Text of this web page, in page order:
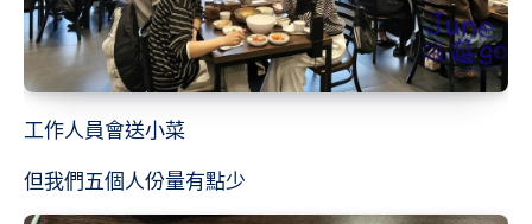
工作人員會送小菜
但我們五個人份量有點少